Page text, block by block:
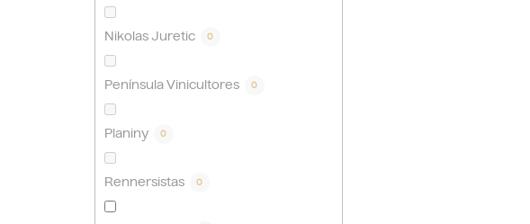
Nikolas Juretic 0
Península Vinicultores 0
Planiny 0
Rennersistas 0